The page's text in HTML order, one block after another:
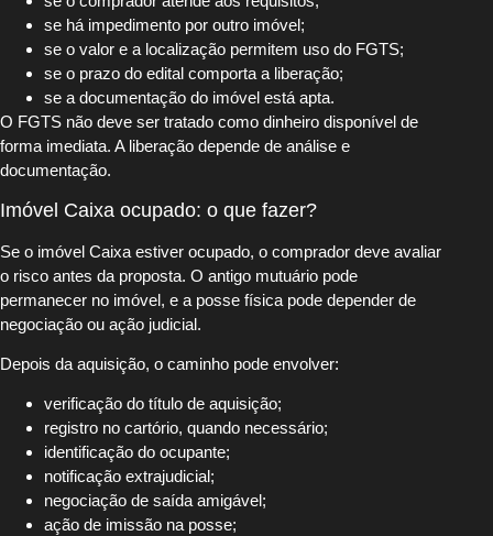
se há impedimento por outro imóvel;
se o valor e a localização permitem uso do FGTS;
se o prazo do edital comporta a liberação;
se a documentação do imóvel está apta.
O FGTS não deve ser tratado como dinheiro disponível de
forma imediata. A liberação depende de análise e
documentação.
Imóvel Caixa ocupado: o que fazer?
Se o imóvel Caixa estiver ocupado, o comprador deve avaliar
o risco antes da proposta. O antigo mutuário pode
permanecer no imóvel, e a posse física pode depender de
negociação ou ação judicial.
Depois da aquisição, o caminho pode envolver:
verificação do título de aquisição;
registro no cartório, quando necessário;
identificação do ocupante;
notificação extrajudicial;
negociação de saída amigável;
ação de imissão na posse;